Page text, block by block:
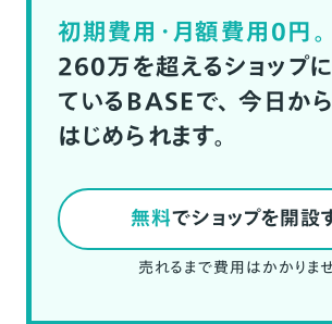
初期費用・月額費用0円。
260万を超えるショップ
ているBASEで、 今日か
はじめられます。
無料でショップを開設
売れるまで費用はかかりま